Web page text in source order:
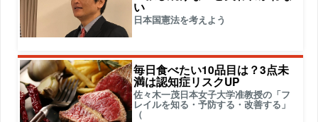
い
日本国憲法を考えよう
毎日食べたい10品目は？3点未
満は認知症リスクUP
佐々木一茂日本女子大学准教授の「フ
レイルを知る・予防する・改善する」
（